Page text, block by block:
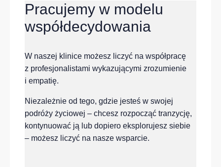
Pracujemy w modelu
współdecydowania
W naszej klinice możesz liczyć na współpracę
z profesjonalistami wykazującymi zrozumienie
i empatię.
Niezależnie od tego, gdzie jesteś w swojej
podróży życiowej – chcesz rozpocząć tranzycję,
kontynuować ją lub dopiero eksplorujesz siebie
– możesz liczyć na nasze wsparcie.